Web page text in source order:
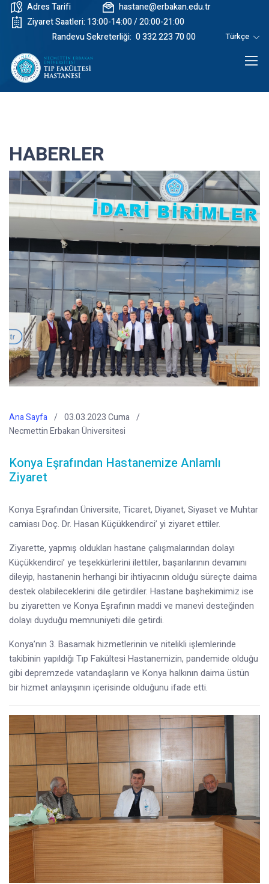
Adres Tarifi
hastane@erbakan.edu.tr
Ziyaret Saatleri: 13:00-14:00 / 20:00-21:00
Randevu Sekreterliği: 0 332 223 70 00 Türkçe
HABERLER
Ana Sayfa
03.03.2023 Cuma
Necmettin Erbakan Üniversitesi
Konya Eşrafından Hastanemize Anlamlı
Ziyaret
Konya Eşrafından Üniversite, Ticaret, Diyanet, Siyaset ve Muhtar
camiası Doç. Dr. Hasan Küçükkendirci’ yi ziyaret ettiler.
Ziyarette, yapmış oldukları hastane çalışmalarından dolayı
Küçükkendirci’ ye teşekkürlerini ilettiler, başarılarının devamını
dileyip, hastanenin herhangi bir ihtiyacının olduğu süreçte daima
destek olabileceklerini dile getirdiler. Hastane başhekimimiz ise
bu ziyaretten ve Konya Eşrafının maddi ve manevi desteğinden
dolayı duyduğu memnuniyeti dile getirdi.
Konya’nın 3. Basamak hizmetlerinin ve nitelikli işlemlerinde
takibinin yapıldığı Tıp Fakültesi Hastanemizin, pandemide olduğu
gibi depremzede vatandaşların ve Konya halkının daima üstün
bir hizmet anlayışının içerisinde olduğunu ifade etti.